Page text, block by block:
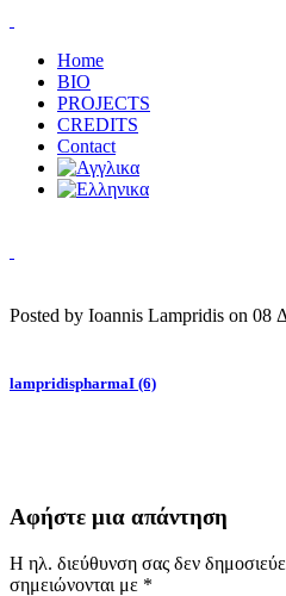
Home
BIO
PROJECTS
CREDITS
Contact
Posted by Ioannis Lampridis on 08
lampridispharmaI (6)
Αφήστε μια απάντηση
Η ηλ. διεύθυνση σας δεν
σημειώνονται με *